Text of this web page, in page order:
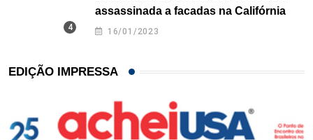
assassinada a facadas na Califórnia
16/01/2023
EDIÇÃO IMPRESSA